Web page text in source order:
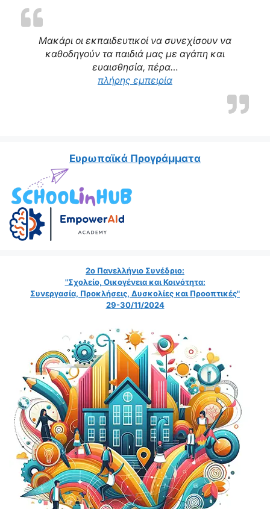
Μακάρι οι εκπαιδευτικοί να συνεχίσουν να
καθοδηγούν τα παιδιά μας με αγάπη και
ευαισθησία, πέρα…
πλήρης εμπειρία“Η δασκάλα μας
Ευρωπαϊκά Προγράμματα
2ο Πανελλήνιο Συνέδριο:
"Σχολείο, Οικογένεια και Κοινότητα:
Συνεργασία, Προκλήσεις, Δυσκολίες και Προοπτικές"
29-30/11/2024